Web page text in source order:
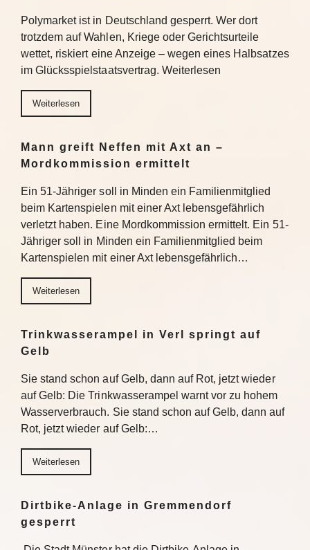
Polymarket ist in Deutschland gesperrt. Wer dort
trotzdem auf Wahlen, Kriege oder Gerichtsurteile
wettet, riskiert eine Anzeige – wegen eines Halbsatzes
im Glücksspielstaatsvertrag. Weiterlesen
Weiterlesen
Mann greift Neffen mit Axt an –
Mordkommission ermittelt
Ein 51-Jähriger soll in Minden ein Familienmitglied
beim Kartenspielen mit einer Axt lebensgefährlich
verletzt haben. Eine Mordkommission ermittelt. Ein 51-
Jähriger soll in Minden ein Familienmitglied beim
Kartenspielen mit einer Axt lebensgefährlich…
Weiterlesen
Trinkwasserampel in Verl springt auf
Gelb
Sie stand schon auf Gelb, dann auf Rot, jetzt wieder
auf Gelb: Die Trinkwasserampel warnt vor zu hohem
Wasserverbrauch. Sie stand schon auf Gelb, dann auf
Rot, jetzt wieder auf Gelb:…
Weiterlesen
Dirtbike-Anlage in Gremmendorf
gesperrt